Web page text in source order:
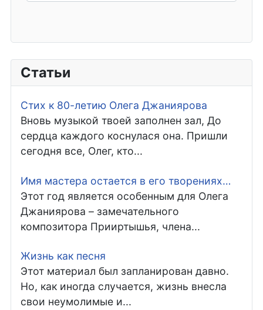
Статьи
Стих к 80-летию Олега Джаниярова
Вновь музыкой твоей заполнен зал, До
сердца каждого коснулася она. Пришли
сегодня все, Олег, кто...
Имя мастера остается в его творениях…
Этот год является особенным для Олега
Джаниярова – замечательного
композитора Прииртышья, члена...
Жизнь как песня
Этот материал был запланирован давно.
Но, как иногда случается, жизнь внесла
свои неумолимые и...